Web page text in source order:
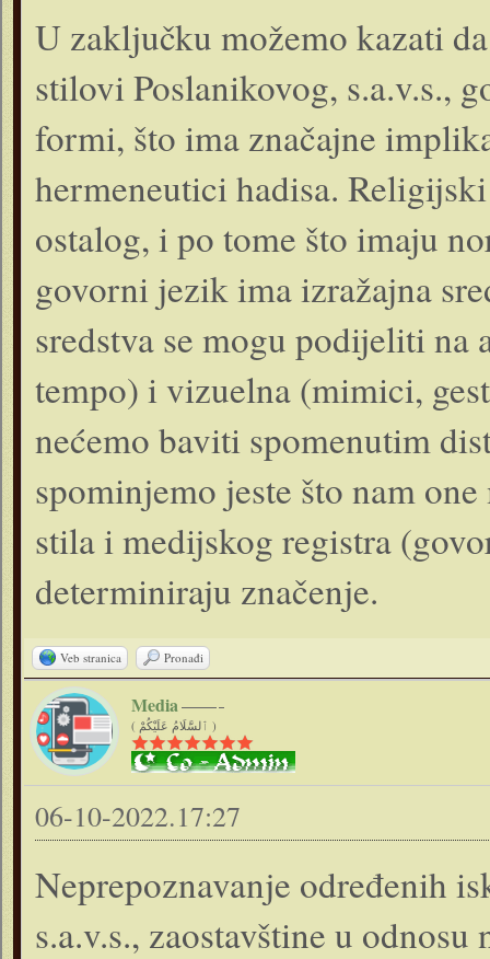
U zaključku možemo kazati
stilovi Poslanikovog, s.a.v.s.,
formi, što ima značajne
hermeneutici hadisa.
ostalog, i po tome što imaju
govorni jezik ima izražajna
sredstva se mogu podijeliti
tempo) i vizuelna (mimici,
nećemo baviti spomenutim
spominjemo jeste što nam
stila i medijskog registra
determiniraju značenje.
Veb stranica Pronađi
Media
( ٱلسَّلَامُ عَلَيْكُمْ )
06-10-2022.17:27
Neprepoznavanje određenih
s.a.v.s., zaostavštine u